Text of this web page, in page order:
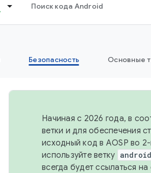
Поиск кода Android
Безопасность Основные
Начиная с 2026 года, в
ветки и для обеспечения
исходный код в AOSP во
используйте ветку
всегда будет ссылаться